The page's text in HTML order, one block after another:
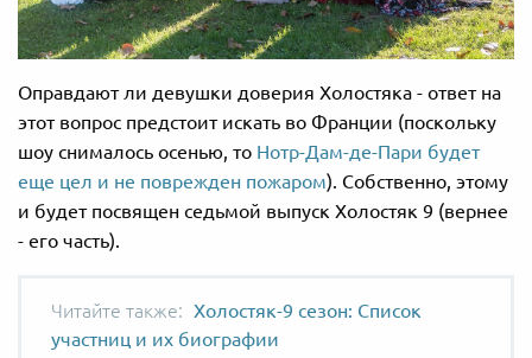
Оправдают ли девушки доверия Холостяка - ответ на
этот вопрос предстоит искать во Франции (поскольку
шоу снималось осенью, то Нотр-Дам-де-Пари будет
еще цел и не поврежден пожаром). Собственно, этому
и будет посвящен седьмой выпуск Холостяк 9 (вернее
- его часть).
Холостяк-9 сезон: Список
участниц и их биографии